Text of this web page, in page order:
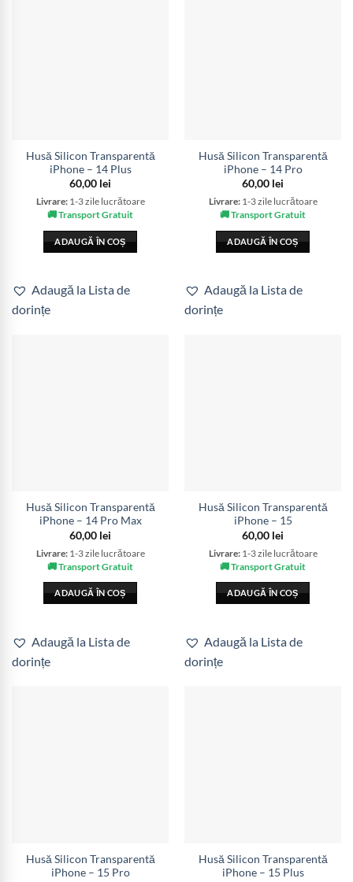
Husă Silicon Transparentă
iPhone – 14 Plus
60,00 lei
Livrare:1-3 zile lucrătoare
🚚 Transport Gratuit
ADAUGĂ ÎN COȘ
Adaugă la Lista de
dorințe
Husă Silicon Transparentă
iPhone – 14 Pro
60,00 lei
Livrare:1-3 zile lucrătoare
🚚 Transport Gratuit
ADAUGĂ ÎN COȘ
Adaugă la Lista de
dorințe
Husă Silicon Transparentă
iPhone – 14 Pro Max
60,00 lei
Livrare:1-3 zile lucrătoare
🚚 Transport Gratuit
ADAUGĂ ÎN COȘ
Adaugă la Lista de
dorințe
Husă Silicon Transparentă
iPhone – 15
60,00 lei
Livrare:1-3 zile lucrătoare
🚚 Transport Gratuit
ADAUGĂ ÎN COȘ
Adaugă la Lista de
dorințe
Husă Silicon Transparentă
iPhone – 15 Pro
Husă Silicon Transparentă
iPhone – 15 Plus